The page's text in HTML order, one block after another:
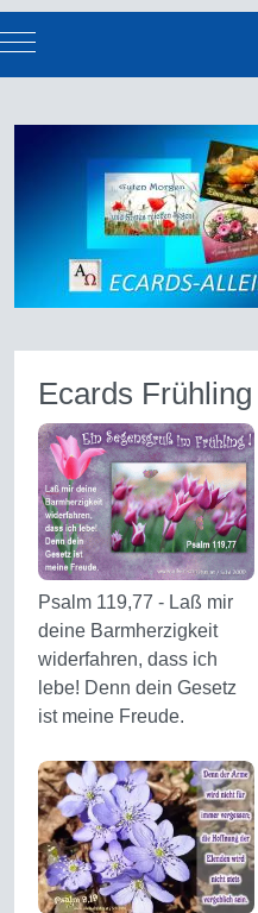
Mobile Menu Toggle
Ecards Frühling
Psalm 119,77 - Laß mir
deine Barmherzigkeit
widerfahren, dass ich
lebe! Denn dein Gesetz
ist meine Freude.